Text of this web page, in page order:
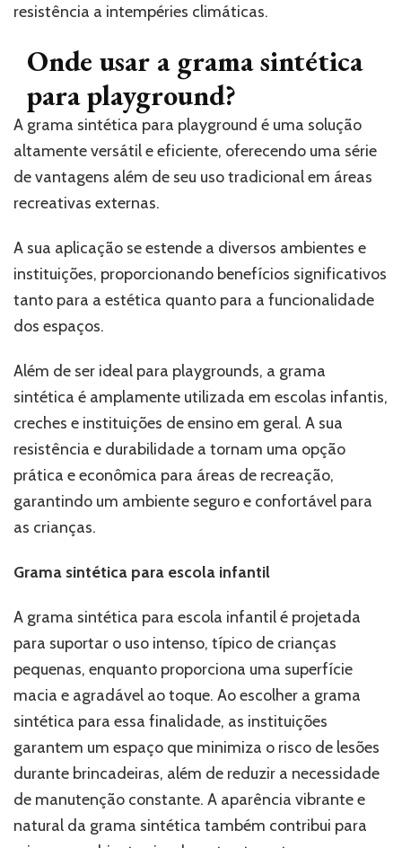
resistência a intempéries climáticas.
Onde usar a grama sintética
para playground?
A grama sintética para playground é uma solução
altamente versátil e eficiente, oferecendo uma série
de vantagens além de seu uso tradicional em áreas
recreativas externas.
A sua aplicação se estende a diversos ambientes e
instituições, proporcionando benefícios significativos
tanto para a estética quanto para a funcionalidade
dos espaços.
Além de ser ideal para playgrounds, a grama
sintética é amplamente utilizada em escolas infantis,
creches e instituições de ensino em geral. A sua
resistência e durabilidade a tornam uma opção
prática e econômica para áreas de recreação,
garantindo um ambiente seguro e confortável para
as crianças.
Grama sintética para escola infantil
A grama sintética para escola infantil é projetada
para suportar o uso intenso, típico de crianças
pequenas, enquanto proporciona uma superfície
macia e agradável ao toque. Ao escolher a grama
sintética para essa finalidade, as instituições
garantem um espaço que minimiza o risco de lesões
durante brincadeiras, além de reduzir a necessidade
de manutenção constante. A aparência vibrante e
natural da grama sintética também contribui para